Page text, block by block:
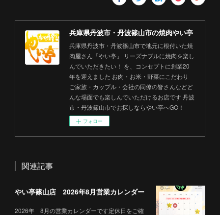
兵庫県丹波市・丹波篠山市の焼肉やい亭
兵庫県丹波市・丹波篠山市で地元に根付いた焼
肉屋さん「やい亭」 リーズナブルに焼肉を楽し
んでいただきたい！ を、コンセプトに創業20
年を迎えました お肉・お米・野菜にこだわり
ご家族・カップル・会社の同僚の皆さんなどど
んな場面でも楽しんでいただけるお店です 丹波
市・丹波篠山市でお探しならやい亭へGO！
フォロー
関連記事
やい亭篠山店 2026年8月営業カレンダー
2026年 8月の営業カレンダーです定休日をご確